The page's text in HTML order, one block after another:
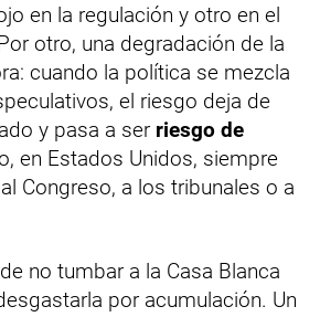
en la regulación y otro en el
otro, una degradación de la
cuando la política se mezcla
el riesgo deja de
y pasa a ser riesgo de
en Estados Unidos, siempre
Congreso, a los tribunales o a
no tumbar a la Casa Blanca
por acumulación. Un